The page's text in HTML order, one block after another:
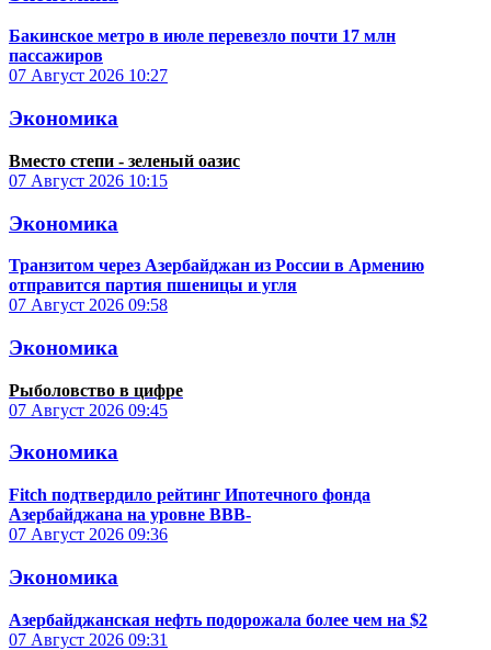
Бакинское метро в июле перевезло почти 17 млн
пассажиров
07 Август 2026 10:27
Экономика
Вместо степи - зеленый оазис
07 Август 2026 10:15
Экономика
Транзитом через Азербайджан из России в Армению
отправится партия пшеницы и угля
07 Август 2026 09:58
Экономика
Рыболовство в цифре
07 Август 2026 09:45
Экономика
Fitch подтвердило рейтинг Ипотечного фонда
Азербайджана на уровне BBB-
07 Август 2026 09:36
Экономика
Азербайджанская нефть подорожала более чем на $2
07 Август 2026 09:31